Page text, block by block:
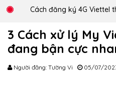
Cách đăng ký 4G Viettel
3 Cách xử lý My
đang bận cực
Người đăng: Tường Vi 05/07/